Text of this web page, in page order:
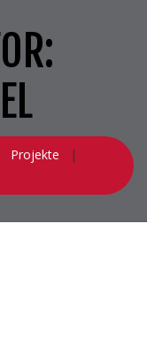
Projekte
|